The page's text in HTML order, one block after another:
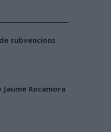
subvencions
Jaume Rocamora